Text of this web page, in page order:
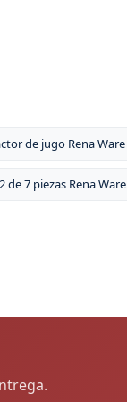
de jugo Rena Ware
de 7 piezas Rena Ware